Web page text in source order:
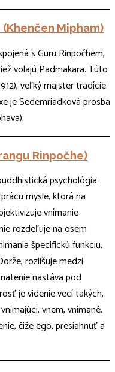
Mipham)
s Guru Rinpočhem,
volajú Padmakara. Túto
veľký majster tradície
je Sedemriadková prosba
Rinpočhe)
psychológia
mysle, ktorá na
vnímanie
rozdeľuje na osem
špecifickú funkciu.
rozlišuje medzi
nastáva pod
je videnie vecí takých,
vnem, vnímané.
čiže ego, presiahnuť a